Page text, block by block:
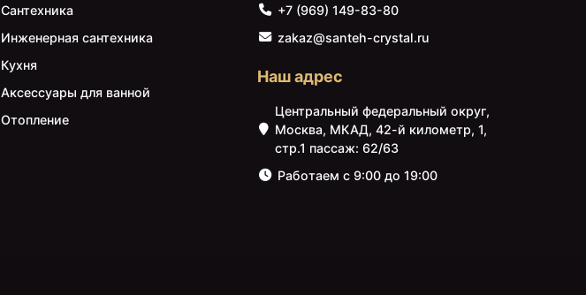
Сантехника
Инженерная сантехника
Кухня
Аксессуары для ванной
Отопление
+7 (969) 149-83-80
zakaz@santeh-crystal.ru
Наш адрес
Центральный федеральный округ,
Москва, МКАД, 42-й километр, 1,
стр.1 пассаж: 62/63
Работаем с 9:00 до 19:00